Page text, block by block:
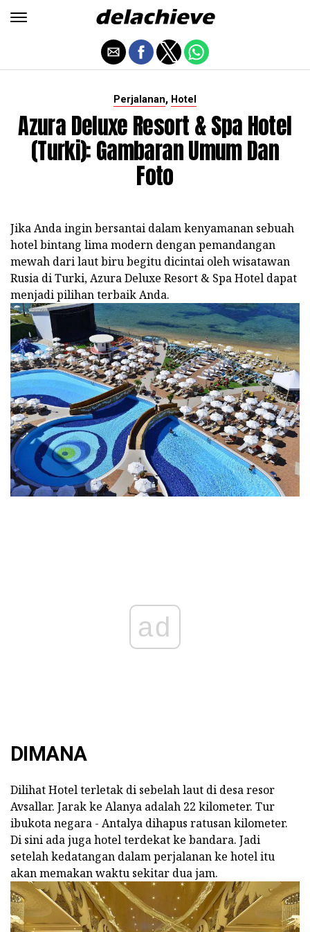
Perjalanan, Hotel
Azura Deluxe Resort & Spa Hotel
(Turki): Gambaran Umum Dan
Foto
Jika Anda ingin bersantai dalam kenyamanan sebuah
hotel bintang lima modern dengan pemandangan
mewah dari laut biru begitu dicintai oleh wisatawan
Rusia di Turki, Azura Deluxe Resort & Spa Hotel dapat
menjadi pilihan terbaik Anda.
ad
DIMANA
Dilihat Hotel terletak di sebelah laut di desa resor
Avsallar. Jarak ke Alanya adalah 22 kilometer. Tur
ibukota negara - Antalya dihapus ratusan kilometer.
Di sini ada juga hotel terdekat ke bandara. Jadi
setelah kedatangan dalam perjalanan ke hotel itu
akan memakan waktu sekitar dua jam.